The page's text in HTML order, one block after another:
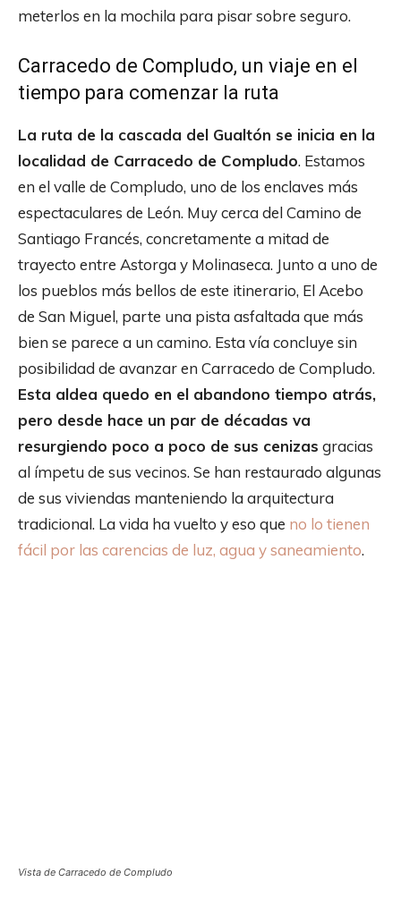
meterlos en la mochila para pisar sobre seguro.
Carracedo de Compludo, un viaje en el
tiempo para comenzar la ruta
La ruta de la cascada del Gualtón se inicia en la
localidad de Carracedo de Compludo. Estamos
en el valle de Compludo, uno de los enclaves más
espectaculares de León. Muy cerca del Camino de
Santiago Francés, concretamente a mitad de
trayecto entre Astorga y Molinaseca. Junto a uno de
los pueblos más bellos de este itinerario, El Acebo
de San Miguel, parte una pista asfaltada que más
bien se parece a un camino. Esta vía concluye sin
posibilidad de avanzar en Carracedo de Compludo.
Esta aldea quedo en el abandono tiempo atrás,
pero desde hace un par de décadas va
resurgiendo poco a poco de sus cenizas gracias
al ímpetu de sus vecinos. Se han restaurado algunas
de sus viviendas manteniendo la arquitectura
tradicional. La vida ha vuelto y eso que no lo tienen
fácil por las carencias de luz, agua y saneamiento.
Vista de Carracedo de Compludo